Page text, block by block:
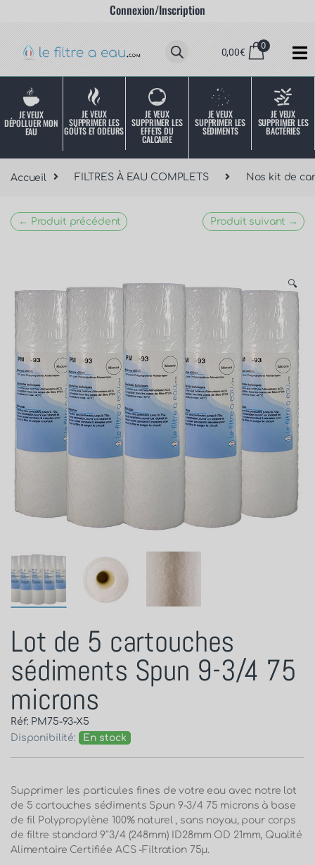
Connexion/Inscription
0,00€
0
JE VEUX
DÉPOLLUER MON
EAU
JE VEUX
SUPPRIMER LES
GOÛTS ET ODEURS
JE VEUX
SUPPRIMER LES
EFFETS DU
CALCAIRE
JE VEUX
SUPPRIMER LES
SÉDIMENTS
JE VEUX
SUPPRIMER LES
BACTÉRIES
Accueil FILTRES À EAU COMPLETS Nos kit de
← Produit précédent Produit suivant →
🔍
Lot de 5 cartouches
sédiments Spun 9-3/4 75
microns
Réf: PM75-93-X5
Disponibilité:
En stock
Supprimer les particules fines de votre eau avec notre lot
de 5 cartouches sédiments Spun 9-3/4 75 microns à base
de fil Polypropylène 100% naturel , sans noyau, pour corps
de filtre standard 9″3/4 (248mm) ID28mm OD 21mm, Qualité
Alimentaire Certifiée ACS -Filtration 75μ.